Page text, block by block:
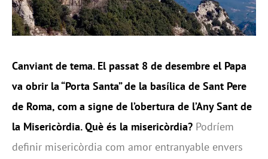
Canviant de tema. El passat 8 de desembre el Papa
va obrir la “Porta Santa” de la basílica de Sant Pere
de Roma, com a signe de l’obertura de l’Any Sant de
la Misericòrdia. Què és la misericòrdia? Podríem
definir misericòrdia com amor entranyable envers